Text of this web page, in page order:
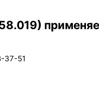
37-51